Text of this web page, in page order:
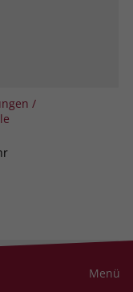
/
stark macht
Menü